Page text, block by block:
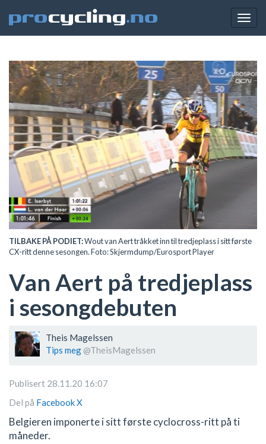
TILBAKE PÅ PODIET:Wout van Aert tråkket inn til tredjeplass i sitt første
CX-ritt denne sesongen. Foto: Skjermdump/Eurosport Player
Van Aert på tredjeplass
i sesongdebuten
Theis Magelssen
Tips meg @TheisMagelssen
Publisert 28.11.20 16:07
Del på FacebookX
Belgieren imponerte i sitt første cyclocross-ritt på ti
måneder.